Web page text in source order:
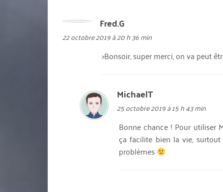
Fred.G
22 octobre 2019 à 20 h 36 min
>Bonsoir, super merci, on va peut
MichaelTdit :
25 octobre 2019 à 15 h 43 min
Bonne chance ! Pour utiliser
ça facilite bien la vie, surtout
problèmes